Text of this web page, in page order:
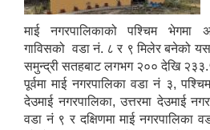
माई नगरपालिकाको पश्चिम भेगमा
गाविसको वडा नं. ८ र ९ मिलेर बनेको यस
समुन्द्री सतहबाट लगभग २०० देखि
पूर्वमा माई नगरपालिका वडा नं ३,
देउमाई नगरपालिका, उत्तरमा देउमाई
वडा नं ९ र दक्षिणमा माई नगरपालिका